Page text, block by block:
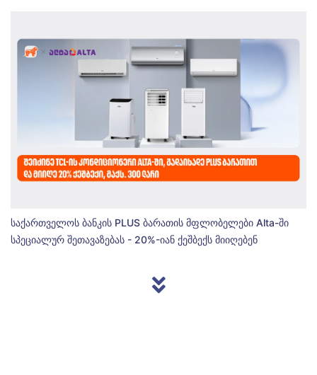
საქართველოს ბანკის PLUS ბარათის მფლობელები Alta-ში
სპეციალურ შეთავაზებას - 20%-იან ქეშბექს მიიღებენ